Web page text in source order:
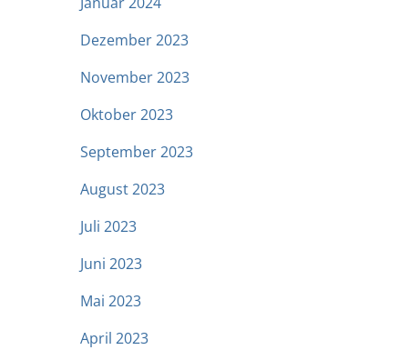
Dezember 2023
November 2023
Oktober 2023
September 2023
August 2023
Juli 2023
Juni 2023
Mai 2023
April 2023